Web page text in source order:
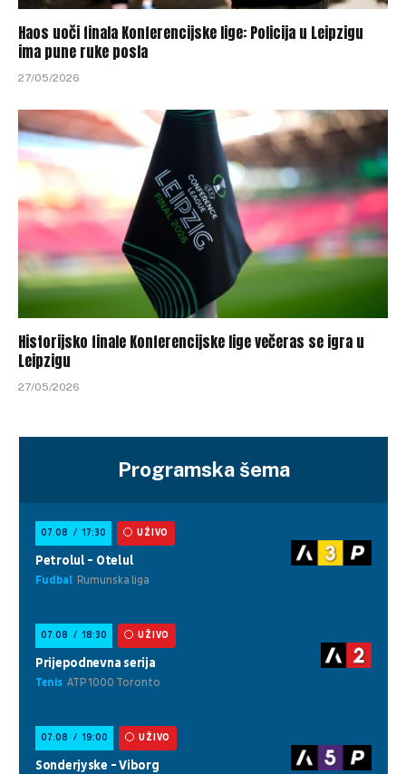
Haos uoči finala Konferencijske lige: Policija u Leipzigu
ima pune ruke posla
27/05/2026
Historijsko finale Konferencijske lige večeras se igra u
Leipzigu
27/05/2026
Programska šema